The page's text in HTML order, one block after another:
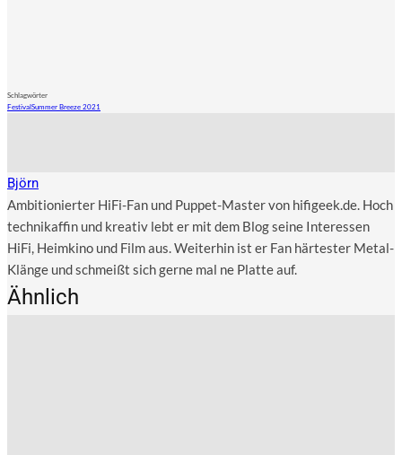
Schlagwörter
FestivalSummer Breeze 2021
Björn
Ambitionierter HiFi-Fan und Puppet-Master von hifigeek.de. Hoch
technikaffin und kreativ lebt er mit dem Blog seine Interessen
HiFi, Heimkino und Film aus. Weiterhin ist er Fan härtester Metal-
Klänge und schmeißt sich gerne mal ne Platte auf.
Ähnlich